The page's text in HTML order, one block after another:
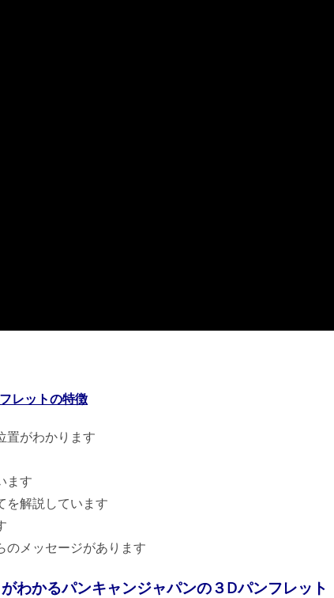
レットの特徴
置がわかります
ます
を解説しています
メッセージがあります
わかるパンキャンジャパンの３Dパンフレット